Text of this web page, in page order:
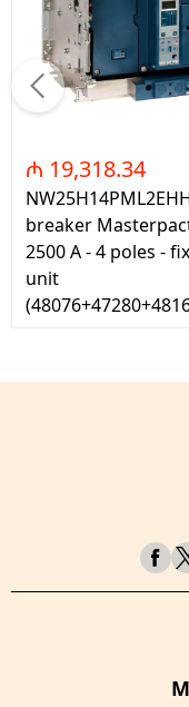
₼ 19,318.34
breaker
2500 A - 4 poles -
unit